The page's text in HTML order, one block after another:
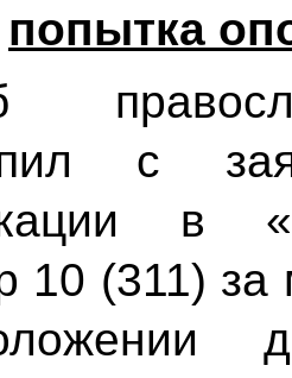
попытка
с
в
10 (311) за